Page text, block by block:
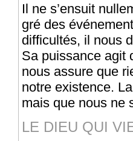
Il ne s’ensuit
gré des
difficultés, il nous
Sa puissance agit
nous assure que
notre existence.
mais que nous ne
LE DIEU QUI